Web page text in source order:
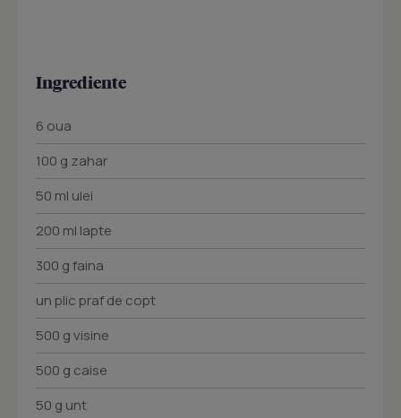
Ingrediente
6 oua
100 g zahar
50 ml ulei
200 ml lapte
300 g faina
un plic praf de copt
500 g visine
500 g caise
50 g unt